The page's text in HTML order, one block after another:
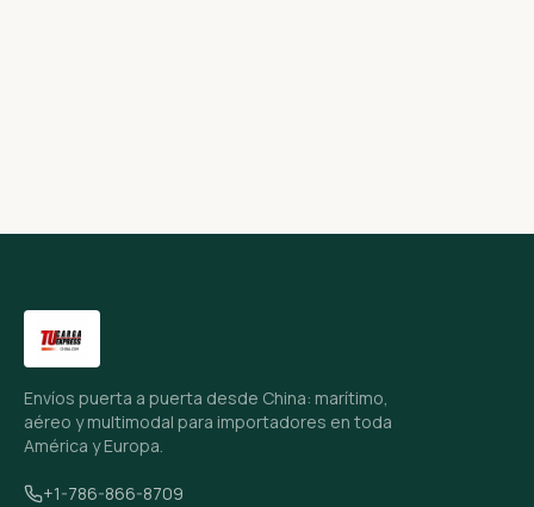
Envíos puerta a puerta desde China: marítimo,
aéreo y multimodal para importadores en toda
América y Europa.
+1-786-866-8709